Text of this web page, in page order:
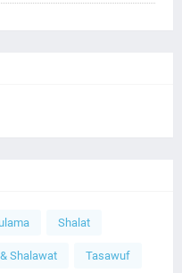
Shalat
Shalawat Tasawuf